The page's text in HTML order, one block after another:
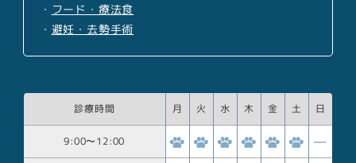
・ フード・療法食
・ 避妊・去勢手術
診療時間 月 火 水 木 金 土 日
9:00〜12:00